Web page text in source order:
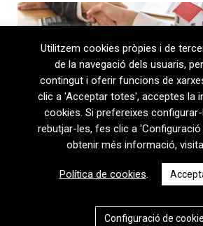
08720 Vilafranca del Penedès · General
T+34 938 170 417 ·
+34
Política de privacitat|
Utilitzem cookies pròpies i de
de la navegació dels usuaris,
contingut i oferir funcions de
clic a 'Acceptar totes', acceptes la
cookies. Si prefereixes
rebutjar-les, fes clic a
obtenir més informació,
Política de cookies.
Configuració de